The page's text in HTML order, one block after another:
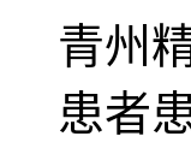
青州
患者